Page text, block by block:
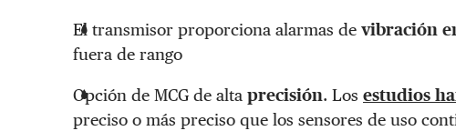
El transmisor proporciona alarmas de vibración
fuera de rango
Opción de MCG de alta precisión. Los estudios
preciso o más preciso que los sensores de uso